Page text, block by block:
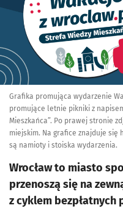
Grafika promująca wydarzenie
promujące letnie pikniki z
Mieszkańca”. Po prawej stronie
miejskim. Na grafice znajduje się
są namioty i stoiska wydarzenia.
Wrocław to miasto
przenoszą się na
z cyklem